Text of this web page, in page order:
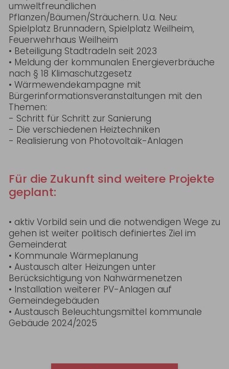
umweltfreundlichen
Pflanzen/Bäumen/Sträuchern. U.a. Neu:
Spielplatz Brunnadern, Spielplatz Weilheim,
Feuerwehrhaus Weilheim
• Beteiligung Stadtradeln seit 2023
• Meldung der kommunalen Energieverbräuche
nach § 18 Klimaschutzgesetz
• Wärmewendekampagne mit
Bürgerinformationsveranstaltungen mit den
Themen:
- Schritt für Schritt zur Sanierung
- Die verschiedenen Heiztechniken
- Realisierung von Photovoltaik-Anlagen
Für die Zukunft sind weitere Projekte
geplant:
• aktiv Vorbild sein und die notwendigen Wege zu
gehen ist weiter politisch definiertes Ziel im
Gemeinderat
• Kommunale Wärmeplanung
• Austausch alter Heizungen unter
Berücksichtigung von Nahwärmenetzen
• Installation weiterer PV-Anlagen auf
Gemeindegebäuden
• Austausch Beleuchtungsmittel kommunale
Gebäude 2024/2025